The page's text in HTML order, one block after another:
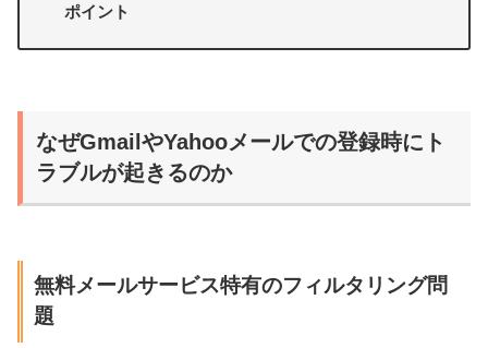
ポイント
なぜGmailやYahooメールでの登録時にト
ラブルが起きるのか
無料メールサービス特有のフィルタリング問
題